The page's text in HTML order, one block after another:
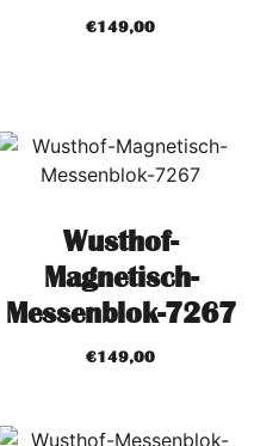
€149,00
Wusthof-
Magnetisch-
Messenblok-7267
€149,00